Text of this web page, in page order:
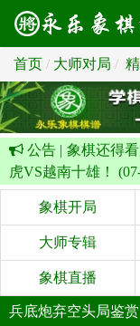
首页 大师对局
公告 | 象棋还得
虎VS越南十雄！
象棋开局
大师专辑
象棋直播
兵底炮弃空头局鉴